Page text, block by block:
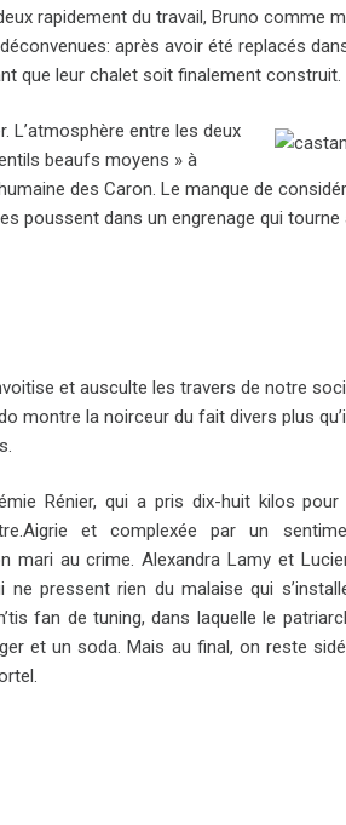
rapidement du travail, Bruno comme
après avoir été replacés
que leur chalet soit finalement construit.
L’atmosphère entre les deux
beaufs moyens » à
des Caron. Le manque de
poussent dans un engrenage qui tourne
et ausculte les travers de notre
montre la noirceur du fait divers plus
Rénier, qui a pris dix-huit kilos
et complexée par un
mari au crime. Alexandra Lamy et
ne pressent rien du malaise qui
fan de tuning, dans laquelle le
et un soda. Mais au final, on reste